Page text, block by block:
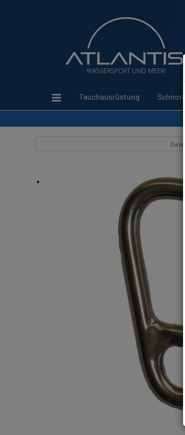
Tauchausrüstung
Zurück